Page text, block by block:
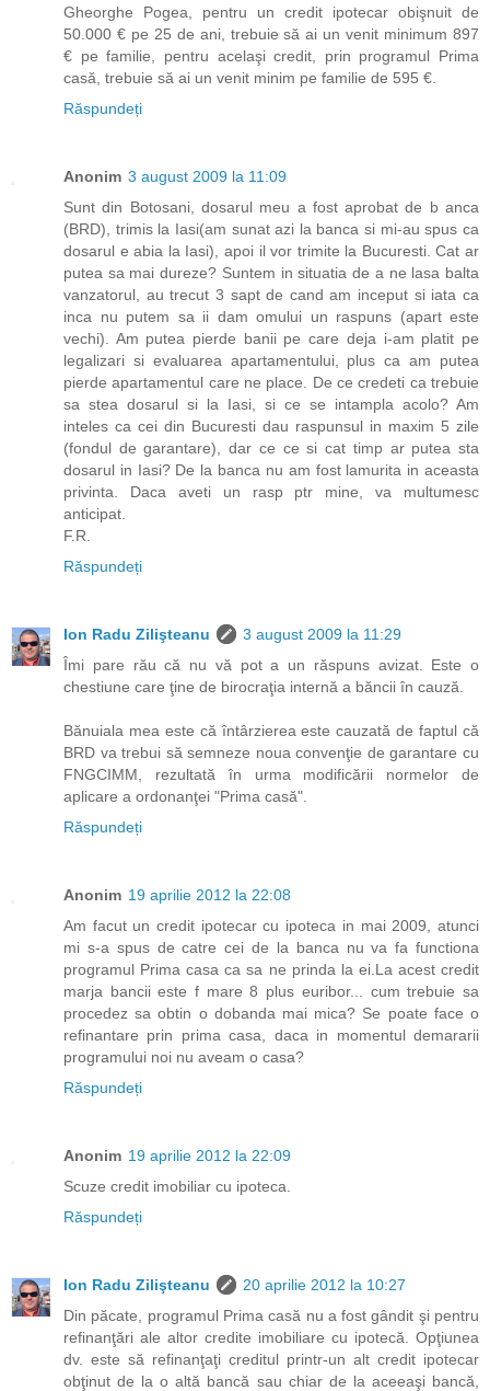
Gheorghe Pogea, pentru un credit ipotecar obişnuit de
50.000 € pe 25 de ani, trebuie să ai un venit minimum 897
€ pe familie, pentru acelaşi credit, prin programul Prima
casă, trebuie să ai un venit minim pe familie de 595 €.
Răspundeți
Anonim 3 august 2009 la 11:09
Sunt din Botosani, dosarul meu a fost aprobat de b anca
(BRD), trimis la Iasi(am sunat azi la banca si mi-au spus ca
dosarul e abia la Iasi), apoi il vor trimite la Bucuresti. Cat ar
putea sa mai dureze? Suntem in situatia de a ne lasa balta
vanzatorul, au trecut 3 sapt de cand am inceput si iata ca
inca nu putem sa ii dam omului un raspuns (apart este
vechi). Am putea pierde banii pe care deja i-am platit pe
legalizari si evaluarea apartamentului, plus ca am putea
pierde apartamentul care ne place. De ce credeti ca trebuie
sa stea dosarul si la Iasi, si ce se intampla acolo? Am
inteles ca cei din Bucuresti dau raspunsul in maxim 5 zile
(fondul de garantare), dar ce ce si cat timp ar putea sta
dosarul in Iasi? De la banca nu am fost lamurita in aceasta
privinta. Daca aveti un rasp ptr mine, va multumesc
anticipat.
F.R.
Răspundeți
Ion Radu Zilişteanu
3 august 2009 la 11:29
Îmi pare rău că nu vă pot a un răspuns avizat. Este o
chestiune care ţine de birocraţia internă a băncii în cauză.
Bănuiala mea este că întârzierea este cauzată de faptul că
BRD va trebui să semneze noua convenţie de garantare cu
FNGCIMM, rezultată în urma modificării normelor de
aplicare a ordonanţei "Prima casă".
Răspundeți
Anonim 19 aprilie 2012 la 22:08
Am facut un credit ipotecar cu ipoteca in mai 2009, atunci
mi s-a spus de catre cei de la banca nu va fa functiona
programul Prima casa ca sa ne prinda la ei.La acest credit
marja bancii este f mare 8 plus euribor... cum trebuie sa
procedez sa obtin o dobanda mai mica? Se poate face o
refinantare prin prima casa, daca in momentul demararii
programului noi nu aveam o casa?
Răspundeți
Anonim 19 aprilie 2012 la 22:09
Scuze credit imobiliar cu ipoteca.
Răspundeți
Ion Radu Zilişteanu
20 aprilie 2012 la 10:27
Din păcate, programul Prima casă nu a fost gândit şi pentru
refinanţări ale altor credite imobiliare cu ipotecă. Opţiunea
dv. este să refinanţaţi creditul printr-un alt credit ipotecar
obţinut de la o altă bancă sau chiar de la aceeaşi bancă,